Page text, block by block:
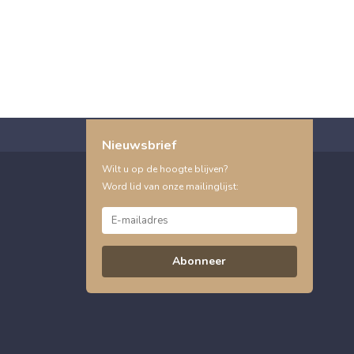
Nieuwsbrief
Wilt u op de hoogte blijven?
Word lid van onze mailinglijst:
Abonneer